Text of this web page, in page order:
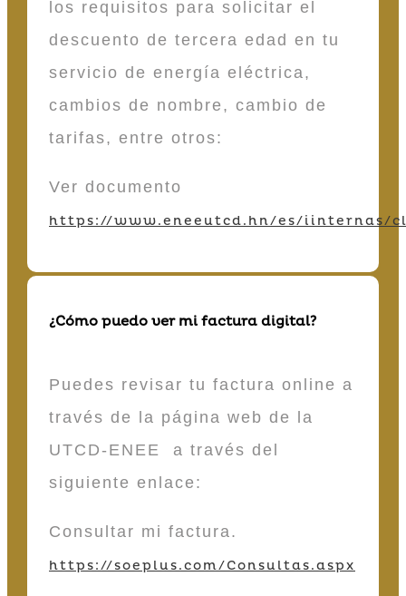
los requisitos para solicitar el
descuento de tercera edad en tu
servicio de energía eléctrica,
cambios de nombre, cambio de
tarifas, entre otros:
Ver documento
https://www.eneeutcd.hn/es/iinternas/
¿Cómo puedo ver mi factura digital?
Puedes revisar tu factura online a
través de la página web de la
UTCD-ENEE a través del
siguiente enlace:
Consultar mi factura.
https://soeplus.com/Consultas.aspx